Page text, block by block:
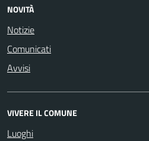
NOVITÀ
Notizie
Comunicati
Avvisi
VIVERE IL COMUNE
Luoghi